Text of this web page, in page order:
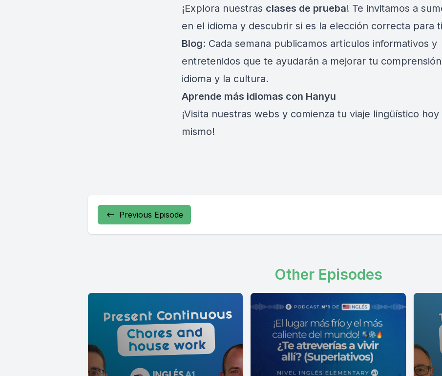
¡Explora nuestras clases de prueba! Te invitamos a
en el idioma y descubrir si es la elección correcta para
Blog: Cada semana publicamos artículos informativos y
entretenidos que te ayudarán a mejorar tu
idioma y la cultura.
Aprende más idiomas con Hanyu
¡Visita nuestras webs y comienza tu viaje lingüístico hoy
mismo!
Previous Episode
Other Episodes